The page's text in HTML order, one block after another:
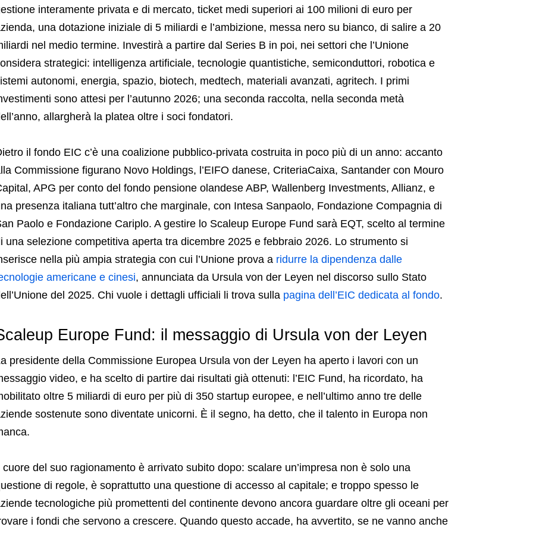
interamente privata e di mercato, ticket medi superiori ai 100 milioni di euro per
una dotazione iniziale di 5 miliardi e l’ambizione, messa nero su bianco, di salire a 20
nel medio termine. Investirà a partire dal Series B in poi, nei settori che l’Unione
strategici: intelligenza artificiale, tecnologie quantistiche, semiconduttori, robotica e
autonomi, energia, spazio, biotech, medtech, materiali avanzati, agritech. I primi
sono attesi per l’autunno 2026; una seconda raccolta, nella seconda metà
allargherà la platea oltre i soci fondatori.
il fondo EIC c’è una coalizione pubblico-privata costruita in poco più di un anno: accanto
Commissione figurano Novo Holdings, l’EIFO danese, CriteriaCaixa, Santander con Mouro
APG per conto del fondo pensione olandese ABP, Wallenberg Investments, Allianz, e
presenza italiana tutt’altro che marginale, con Intesa Sanpaolo, Fondazione Compagnia di
Paolo e Fondazione Cariplo. A gestire lo Scaleup Europe Fund sarà EQT, scelto al termine
una selezione competitiva aperta tra dicembre 2025 e febbraio 2026. Lo strumento si
nella più ampia strategia con cui l’Unione prova a ridurre la dipendenza dalle
americane e cinesi, annunciata da Ursula von der Leyen nel discorso sullo Stato
del 2025. Chi vuole i dettagli ufficiali li trova sulla pagina dell’EIC dedicata al fondo.
Europe Fund: il messaggio di Ursula von der Leyen
presidente della Commissione Europea Ursula von der Leyen ha aperto i lavori con un
video, e ha scelto di partire dai risultati già ottenuti: l’EIC Fund, ha ricordato, ha
oltre 5 miliardi di euro per più di 350 startup europee, e nell’ultimo anno tre delle
sostenute sono diventate unicorni. È il segno, ha detto, che il talento in Europa non
cuore del suo ragionamento è arrivato subito dopo: scalare un’impresa non è solo una
di regole, è soprattutto una questione di accesso al capitale; e troppo spesso le
tecnologiche più promettenti del continente devono ancora guardare oltre gli oceani per
i fondi che servono a crescere. Quando questo accade, ha avvertito, se ne vanno anche